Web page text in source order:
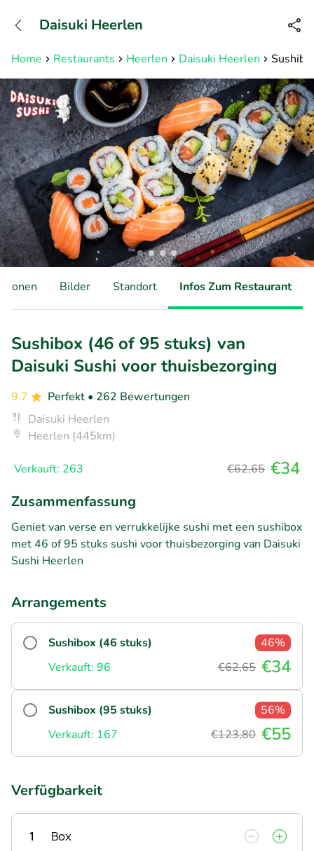
Erreichbar bis 23:00 Uhr (max
0,09€/Min)
Home Restaurants Heerlen Daisuki Heerlen
Daisuki Heerlen
Bilder Standort Infos Zum Restaurant
Sushibox (46 of 95 stuks) van
Daisuki Sushi voor thuisbezorging
9.7 Perfekt • 262 Bewertungen
Daisuki Heerlen
Heerlen (445km)
Verkauft: 263 €62,65 €34
Zusammenfassung
Geniet van verse en verrukkelijke sushi met een sushibox
met 46 of 95 stuks sushi voor thuisbezorging van Daisuki
Sushi Heerlen
Arrangements
Sushibox (46 stuks)
46%
Verkauft: 96
€62,65 €34
Sushibox (95 stuks)
56%
Verkauft: 167
€123,80 €55
Verfügbarkeit
1 Box